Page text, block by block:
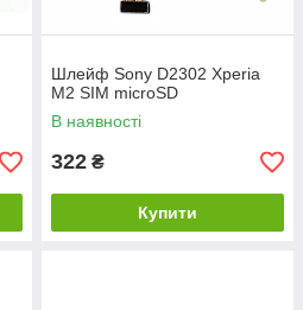
Шлейф Sony D2302 Xperia
M2 SIM microSD
В наявності
322 ₴
Купити